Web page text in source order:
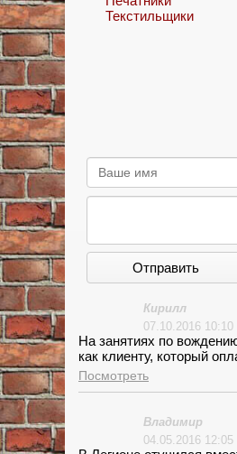
Текстильщики
Отправить
Кирилл
07.10.2016 10:10
На занятиях по
как клиенту, который
Посмотреть
Владимир
04.05.2016 12:05